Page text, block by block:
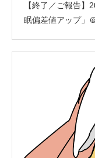
【終了／ご報告
眠偏差値アップ」